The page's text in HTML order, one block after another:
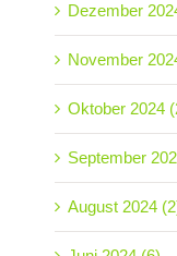
Dezember
November
Oktober 2024
September
August 2024